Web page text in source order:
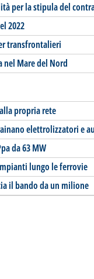
per la stipula del
2022
transfrontalieri
Mare del Nord
propria rete
elettrolizzatori e
da 63 MW
lungo le ferrovie
il bando da un milione